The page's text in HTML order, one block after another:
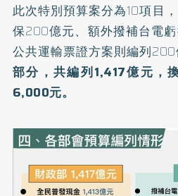
此次特別預算案分為10項目
保200億元、額外撥補台電
公共運輸票證方案則編列200
部分，共編列1,417億元，
6,000元。